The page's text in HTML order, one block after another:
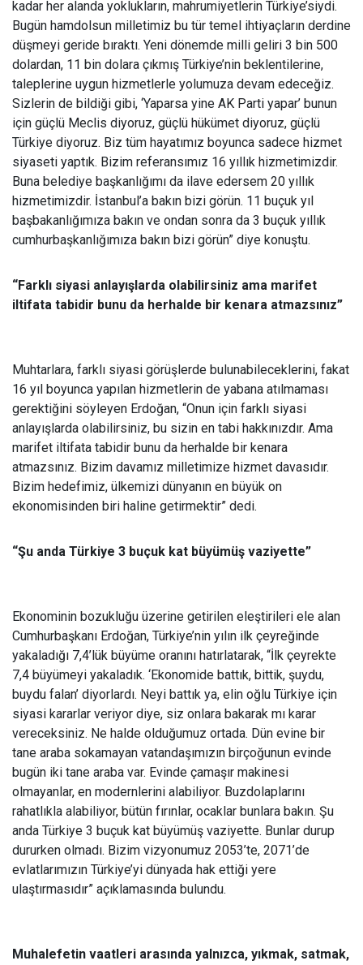
kadar her alanda yoklukların, mahrumiyetlerin Türkiye’siydi.
Bugün hamdolsun milletimiz bu tür temel ihtiyaçların derdine
düşmeyi geride bıraktı. Yeni dönemde milli geliri 3 bin 500
dolardan, 11 bin dolara çıkmış Türkiye’nin beklentilerine,
taleplerine uygun hizmetlerle yolumuza devam edeceğiz.
Sizlerin de bildiği gibi, ‘Yaparsa yine AK Parti yapar’ bunun
için güçlü Meclis diyoruz, güçlü hükümet diyoruz, güçlü
Türkiye diyoruz. Biz tüm hayatımız boyunca sadece hizmet
siyaseti yaptık. Bizim referansımız 16 yıllık hizmetimizdir.
Buna belediye başkanlığımı da ilave edersem 20 yıllık
hizmetimizdir. İstanbul’a bakın bizi görün. 11 buçuk yıl
başbakanlığımıza bakın ve ondan sonra da 3 buçuk yıllık
cumhurbaşkanlığımıza bakın bizi görün” diye konuştu.
“Farklı siyasi anlayışlarda olabilirsiniz ama marifet
iltifata tabidir bunu da herhalde bir kenara atmazsınız”
Muhtarlara, farklı siyasi görüşlerde bulunabileceklerini, fakat
16 yıl boyunca yapılan hizmetlerin de yabana atılmaması
gerektiğini söyleyen Erdoğan, “Onun için farklı siyasi
anlayışlarda olabilirsiniz, bu sizin en tabi hakkınızdır. Ama
marifet iltifata tabidir bunu da herhalde bir kenara
atmazsınız. Bizim davamız milletimize hizmet davasıdır.
Bizim hedefimiz, ülkemizi dünyanın en büyük on
ekonomisinden biri haline getirmektir” dedi.
“Şu anda Türkiye 3 buçuk kat büyümüş vaziyette”
Ekonominin bozukluğu üzerine getirilen eleştirileri ele alan
Cumhurbaşkanı Erdoğan, Türkiye’nin yılın ilk çeyreğinde
yakaladığı 7,4’lük büyüme oranını hatırlatarak, “İlk çeyrekte
7,4 büyümeyi yakaladık. ‘Ekonomide battık, bittik, şuydu,
buydu falan’ diyorlardı. Neyi battık ya, elin oğlu Türkiye için
siyasi kararlar veriyor diye, siz onlara bakarak mı karar
vereceksiniz. Ne halde olduğumuz ortada. Dün evine bir
tane araba sokamayan vatandaşımızın birçoğunun evinde
bugün iki tane araba var. Evinde çamaşır makinesi
olmayanlar, en modernlerini alabiliyor. Buzdolaplarını
rahatlıkla alabiliyor, bütün fırınlar, ocaklar bunlara bakın. Şu
anda Türkiye 3 buçuk kat büyümüş vaziyette. Bunlar durup
dururken olmadı. Bizim vizyonumuz 2053’te, 2071’de
evlatlarımızın Türkiye’yi dünyada hak ettiği yere
ulaştırmasıdır” açıklamasında bulundu.
Muhalefetin vaatleri arasında yalnızca, yıkmak, satmak,